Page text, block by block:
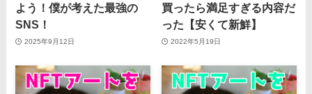
よう！僕が考えた最強の
SNS！
2025年9月12日
買ったら満足すぎる内容だ
った【安くて新鮮】
2022年5月19日